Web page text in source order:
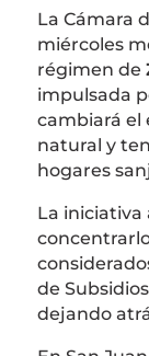
La Cámara
miércoles
régimen de
impulsada
cambiará el
natural y
hogares
La
de
dejando